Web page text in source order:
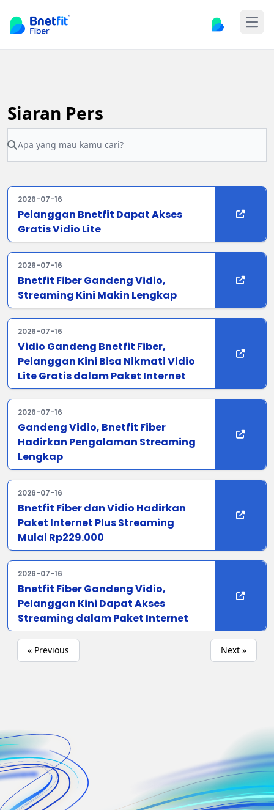
Siaran Pers
2026-07-16
Pelanggan Bnetfit Dapat Akses
Gratis Vidio Lite
2026-07-16
Bnetfit Fiber Gandeng Vidio,
Streaming Kini Makin Lengkap
2026-07-16
Vidio Gandeng Bnetfit Fiber,
Pelanggan Kini Bisa Nikmati Vidio
Lite Gratis dalam Paket Internet
2026-07-16
Gandeng Vidio, Bnetfit Fiber
Hadirkan Pengalaman Streaming
Lengkap
2026-07-16
Bnetfit Fiber dan Vidio Hadirkan
Paket Internet Plus Streaming
Mulai Rp229.000
2026-07-16
Bnetfit Fiber Gandeng Vidio,
Pelanggan Kini Dapat Akses
Streaming dalam Paket Internet
« Previous Next »